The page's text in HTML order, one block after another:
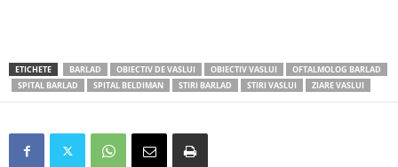
ETICHETE BARLAD OBIECTIV DE VASLUI OBIECTIV VASLUI
OFTALMOLOG BARLAD
SPITAL BARLAD
SPITAL BELDIMAN STIRI BARLAD STIRI VASLUI ZIARE VASLUI